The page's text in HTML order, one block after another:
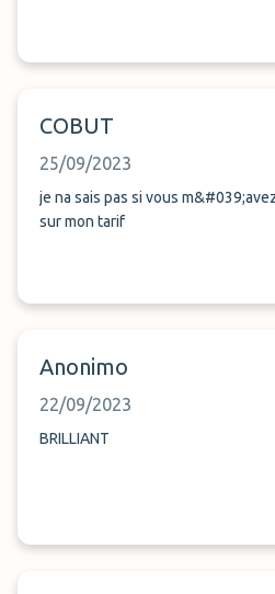
COBUT
25/09/2023
je na sais pas si vous
sur mon tarif
Anonimo
22/09/2023
BRILLIANT